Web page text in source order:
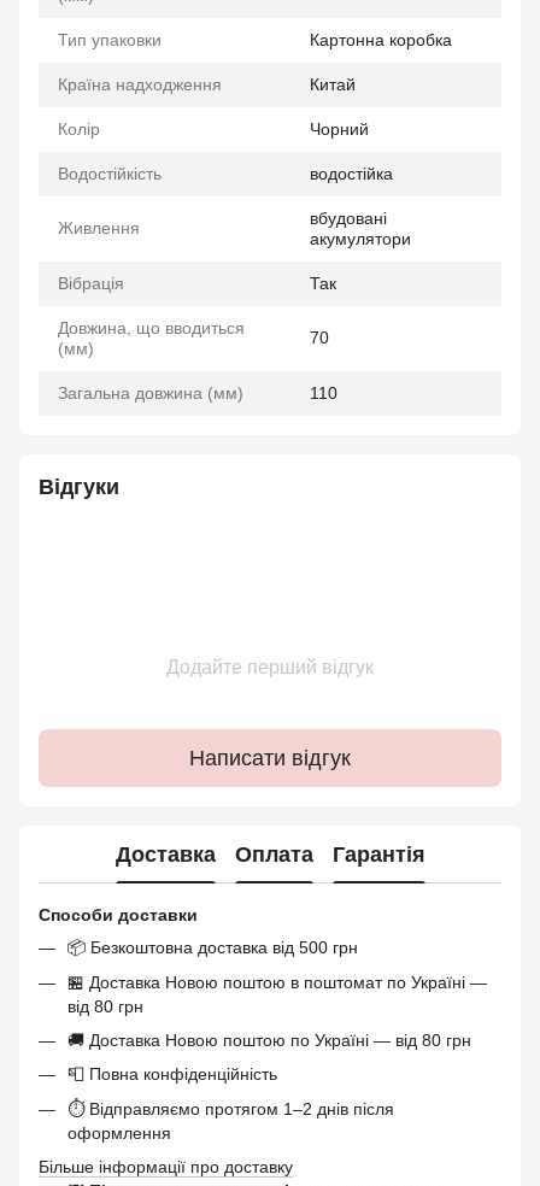
Тип упаковки Картонна коробка
Країна надходження Китай
Колір Чорний
Водостійкість водостійка
Живлення
вбудовані
акумулятори
Вібрація Так
Довжина, що вводиться
(мм)
70
Загальна довжина (мм) 110
Відгуки
Додайте перший відгук
Написати відгук
Доставка Оплата Гарантія
Способи доставки
📦 Безкоштовна доставка від 500 грн
🏪 Доставка Новою поштою в поштомат по Україні —
від 80 грн
🚚 Доставка Новою поштою по Україні — від 80 грн
📮 Повна конфіденційність
⏱ Відправляємо протягом 1–2 днів після
оформлення
Більше інформації про доставку